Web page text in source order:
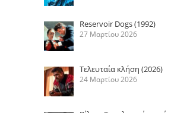
Reservoir Dogs (1992)
27 Μαρτίου 2026
Τελευταία κλήση (2026)
24 Μαρτίου 2026